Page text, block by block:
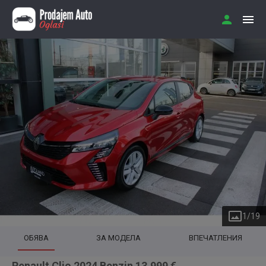
1/19
ОБЯВА ЗА МОДЕЛА ВПЕЧАТЛЕНИЯ